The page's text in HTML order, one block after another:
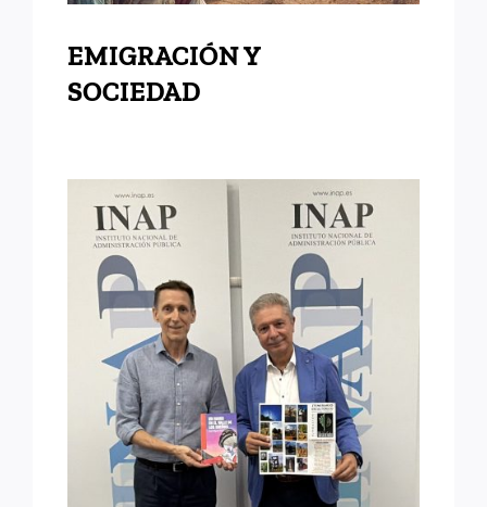
EMIGRACIÓN Y
SOCIEDAD
UN HAIKU EN EL VALLE
DE LOS SUEÑOS